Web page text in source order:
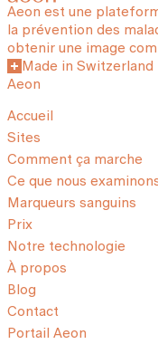
Aeon est une
la prévention des
obtenir une image
Made in Switzerland
Aeon
Accueil
Sites
Comment ça marche
Ce que nous
Marqueurs sanguins
Prix
Notre technologie
À propos
Blog
Contact
Portail Aeon